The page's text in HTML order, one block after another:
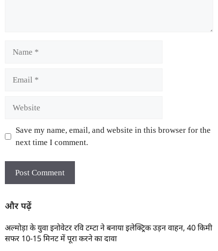
Save my name, email, and website in this browser for the
next time I comment.
और पढ़ें
अल्मोड़ा के युवा इनोवेटर रवि टम्टा ने बनाया इलेक्ट्रिक उड़न वाहन, 40 किमी
सफर 10-15 मिनट में पूरा करने का दावा